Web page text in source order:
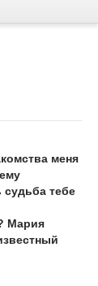
меня
судьба тебе
Мария